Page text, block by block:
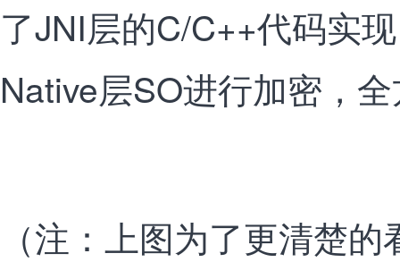
了JNI层的C/C++代码实
Native层SO进行加密，
（注：上图为了更清楚